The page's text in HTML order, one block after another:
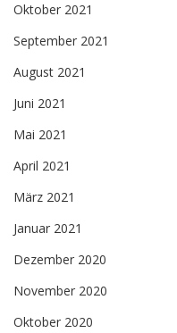
Oktober 2021
September 2021
August 2021
Juni 2021
Mai 2021
April 2021
März 2021
Januar 2021
Dezember 2020
November 2020
Oktober 2020